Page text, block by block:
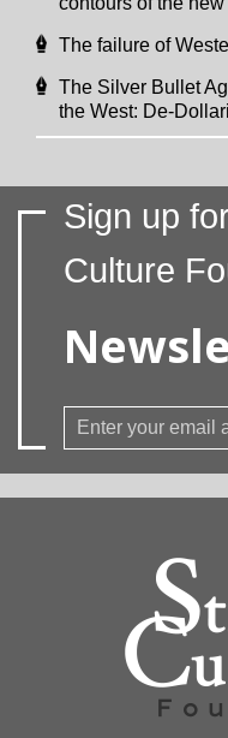
The failure of
The Silver Bullet
the West: De-
Sign up
Culture